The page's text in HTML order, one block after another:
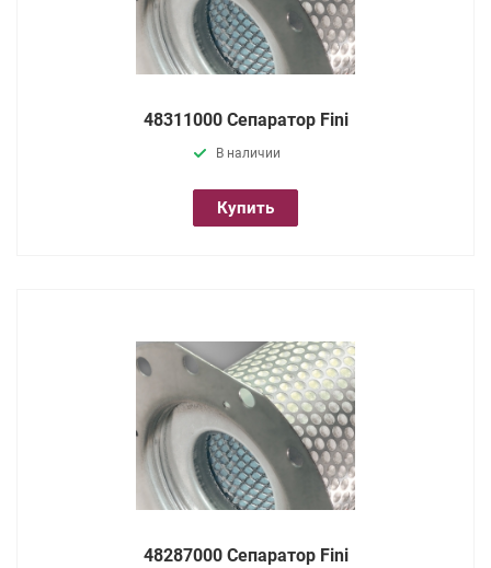
48311000 Сепаратор Fini
В наличии
Купить
48287000 Сепаратор Fini